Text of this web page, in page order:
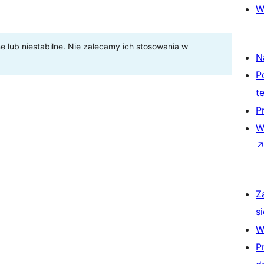
niestabilne. Nie zalecamy ich stosowania w
↗